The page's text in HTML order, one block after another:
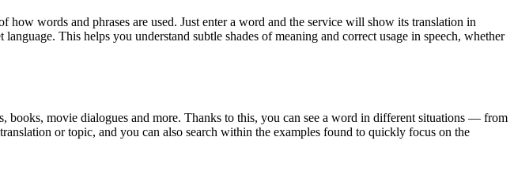
words and phrases are used. Just enter a word and the service will show its translation in
This helps you understand subtle shades of meaning and correct usage in speech, whether
books, movie dialogues and more. Thanks to this, you can see a word in different situations — from
or topic, and you can also search within the examples found to quickly focus on the